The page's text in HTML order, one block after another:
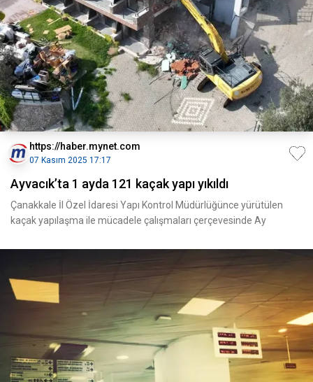
https://haber.mynet.com
07 Kasım 2025 17:17
Ayvacık’ta 1 ayda 121 kaçak yapı yıkıldı
Çanakkale İl Özel İdaresi Yapı Kontrol Müdürlüğünce yürütülen
kaçak yapılaşma ile mücadele çalışmaları çerçevesinde Ay